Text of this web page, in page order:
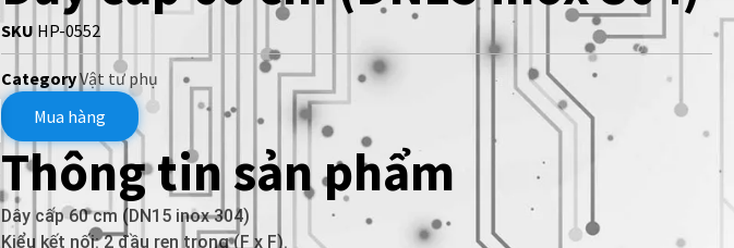
SKU HP-0552
CategoryVật tư phụ
Mua hàng
Thông tin sản phẩm
Dây cấp 60 cm (DN15 inox 304)
Kiểu kết nối: 2 đầu ren trong (F x F).